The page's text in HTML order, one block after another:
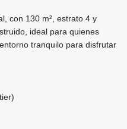
con 130 m², estrato 4 y
ideal para quienes
tranquilo para disfrutar